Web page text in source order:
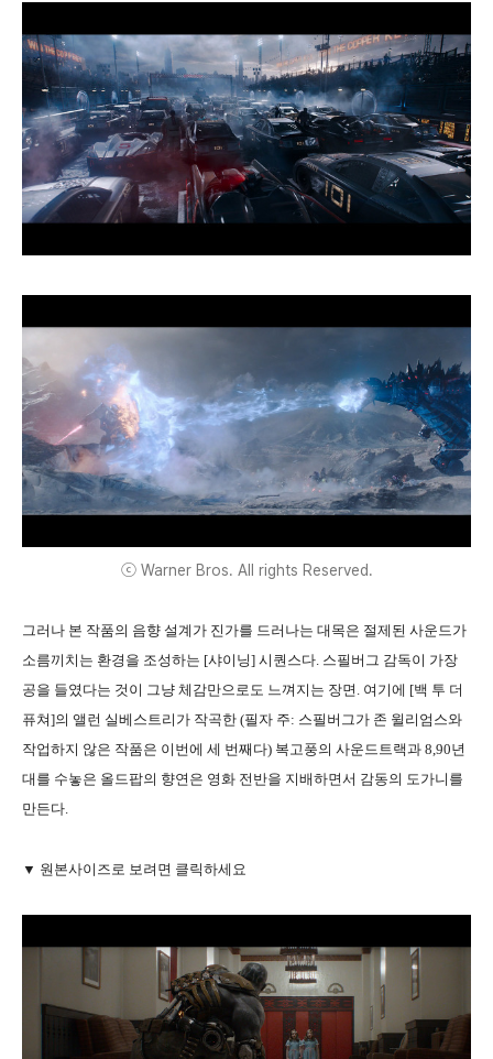
ⓒ Warner Bros. All rights Reserved.
그러나 본 작품의 음향 설계가 진가를 드러나는 대목은 절제된 사운드가
소름끼치는 환경을 조성하는 [샤이닝] 시퀀스다. 스필버그 감독이 가장
공을 들였다는 것이 그냥 체감만으로도 느껴지는 장면. 여기에 [백 투 더
퓨쳐]의 앨런 실베스트리가 작곡한 (필자 주: 스필버그가 존 윌리엄스와
작업하지 않은 작품은 이번에 세 번째다) 복고풍의 사운드트랙과 8,90년
대를 수놓은 올드팝의 향연은 영화 전반을 지배하면서 감동의 도가니를
만든다.
▼ 원본사이즈로 보려면 클릭하세요